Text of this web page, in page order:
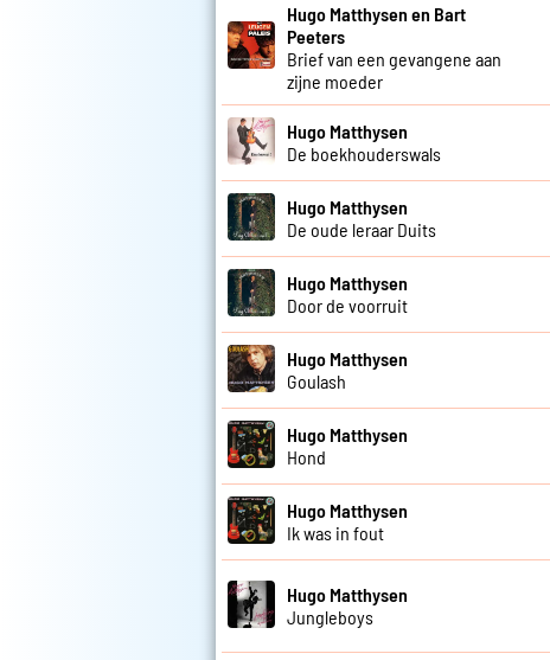
Hugo Matthysen en Bart
Peeters
Brief van een gevangene aan
zijne moeder
Hugo Matthysen
De boekhouderswals
Hugo Matthysen
De oude leraar Duits
Hugo Matthysen
Door de voorruit
Hugo Matthysen
Goulash
Hugo Matthysen
Hond
Hugo Matthysen
Ik was in fout
Hugo Matthysen
Jungleboys